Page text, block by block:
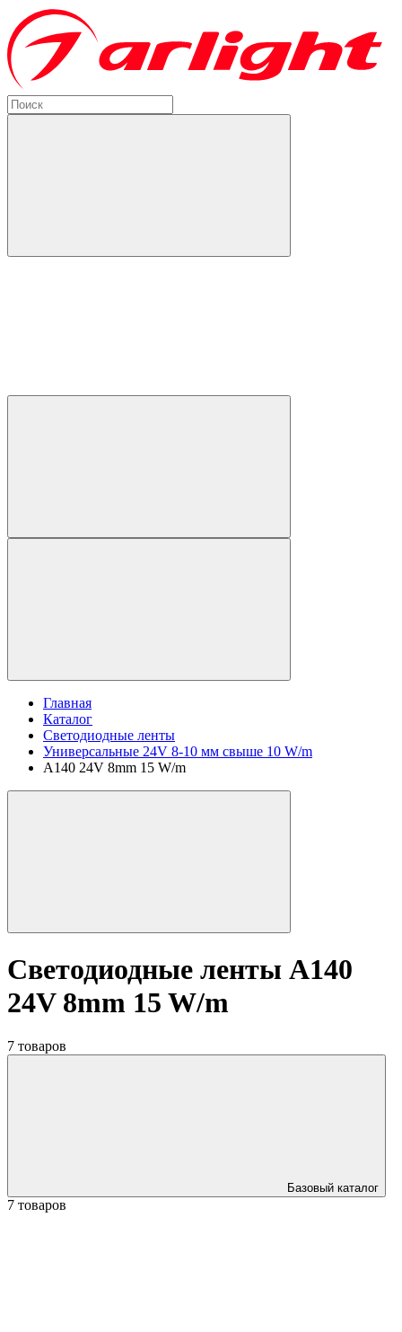
Главная
Каталог
Светодиодные ленты
Универсальные 24V 8-10 мм свыше 10 W/m
A140 24V 8mm 15 W/m
Светодиодные ленты A140
24V 8mm 15 W/m
7 товаров
Базовый каталог
7 товаров